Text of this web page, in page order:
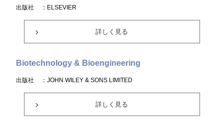
出版社 ：ELSEVIER
詳しく見る
Biotechnology & Bioengineering
出版社 ：JOHN WILEY & SONS LIMITED
詳しく見る